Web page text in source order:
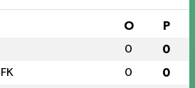
O P
0 0
0 0